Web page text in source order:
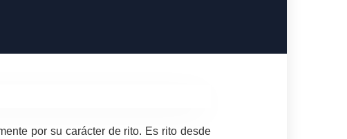
por su carácter de rito. Es rito desde